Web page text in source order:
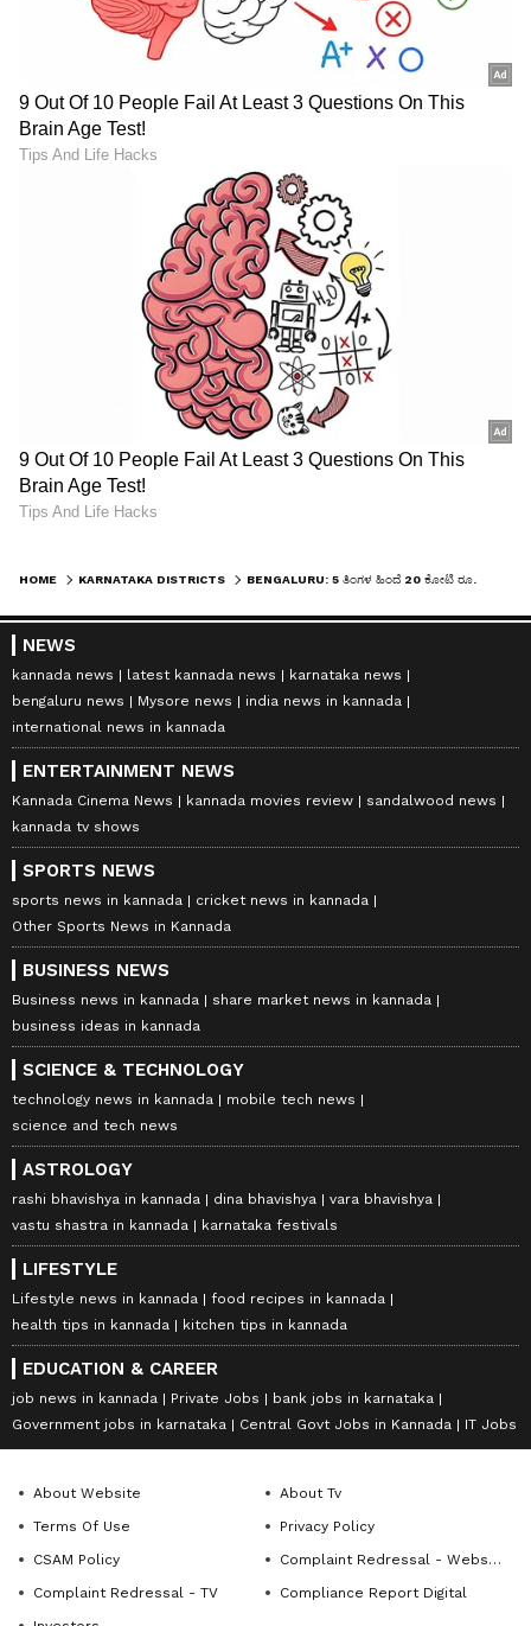
HOME KARNATAKA DISTRICTS
NEWS
kannada news latest kannada news
karnataka news
bengaluru news
Mysore news
india news in kannada
international news in kannada
ENTERTAINMENT NEWS
Kannada Cinema News kannada movies review
sandalwood news
kannada tv shows
SPORTS NEWS
sports news in kannada
cricket news in kannada
Other Sports News in Kannada
BUSINESS NEWS
Business news in kannada
share market news in kannada
business ideas in kannada
SCIENCE & TECHNOLOGY
technology news in kannada
mobile tech news
science and tech news
ASTROLOGY
rashi bhavishya in kannada dina bhavishya
vara bhavishya
vastu shastra in kannada
karnataka festivals
LIFESTYLE
Lifestyle news in kannada
food recipes in kannada
health tips in kannada
kitchen tips in kannada
EDUCATION & CAREER
job news in kannada Private Jobs
bank jobs in karnataka
Government jobs in karnataka
Central Govt Jobs in Kannada IT Jobs
About Website
About Tv
Terms Of Use
Privacy Policy
CSAM Policy
Complaint Redressal - Website
Complaint Redressal - TV
Compliance Report Digital